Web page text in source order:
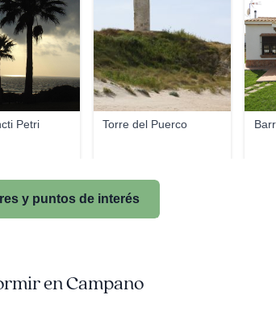
Petri Torre del Puerco
y puntos de interés
en Campano